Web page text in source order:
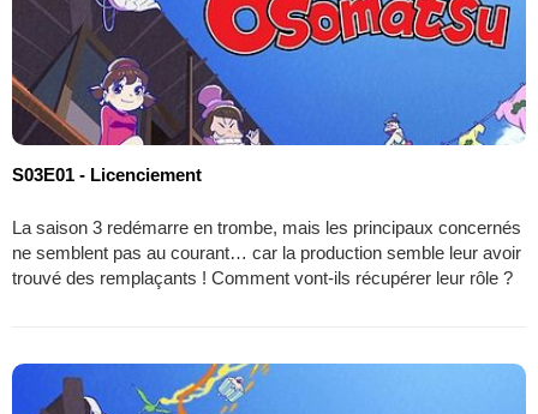
S03E01 - Licenciement
La saison 3 redémarre en trombe, mais les principaux concernés
ne semblent pas au courant… car la production semble leur avoir
trouvé des remplaçants ! Comment vont-ils récupérer leur rôle ?